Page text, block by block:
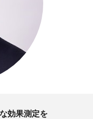
効果測定を